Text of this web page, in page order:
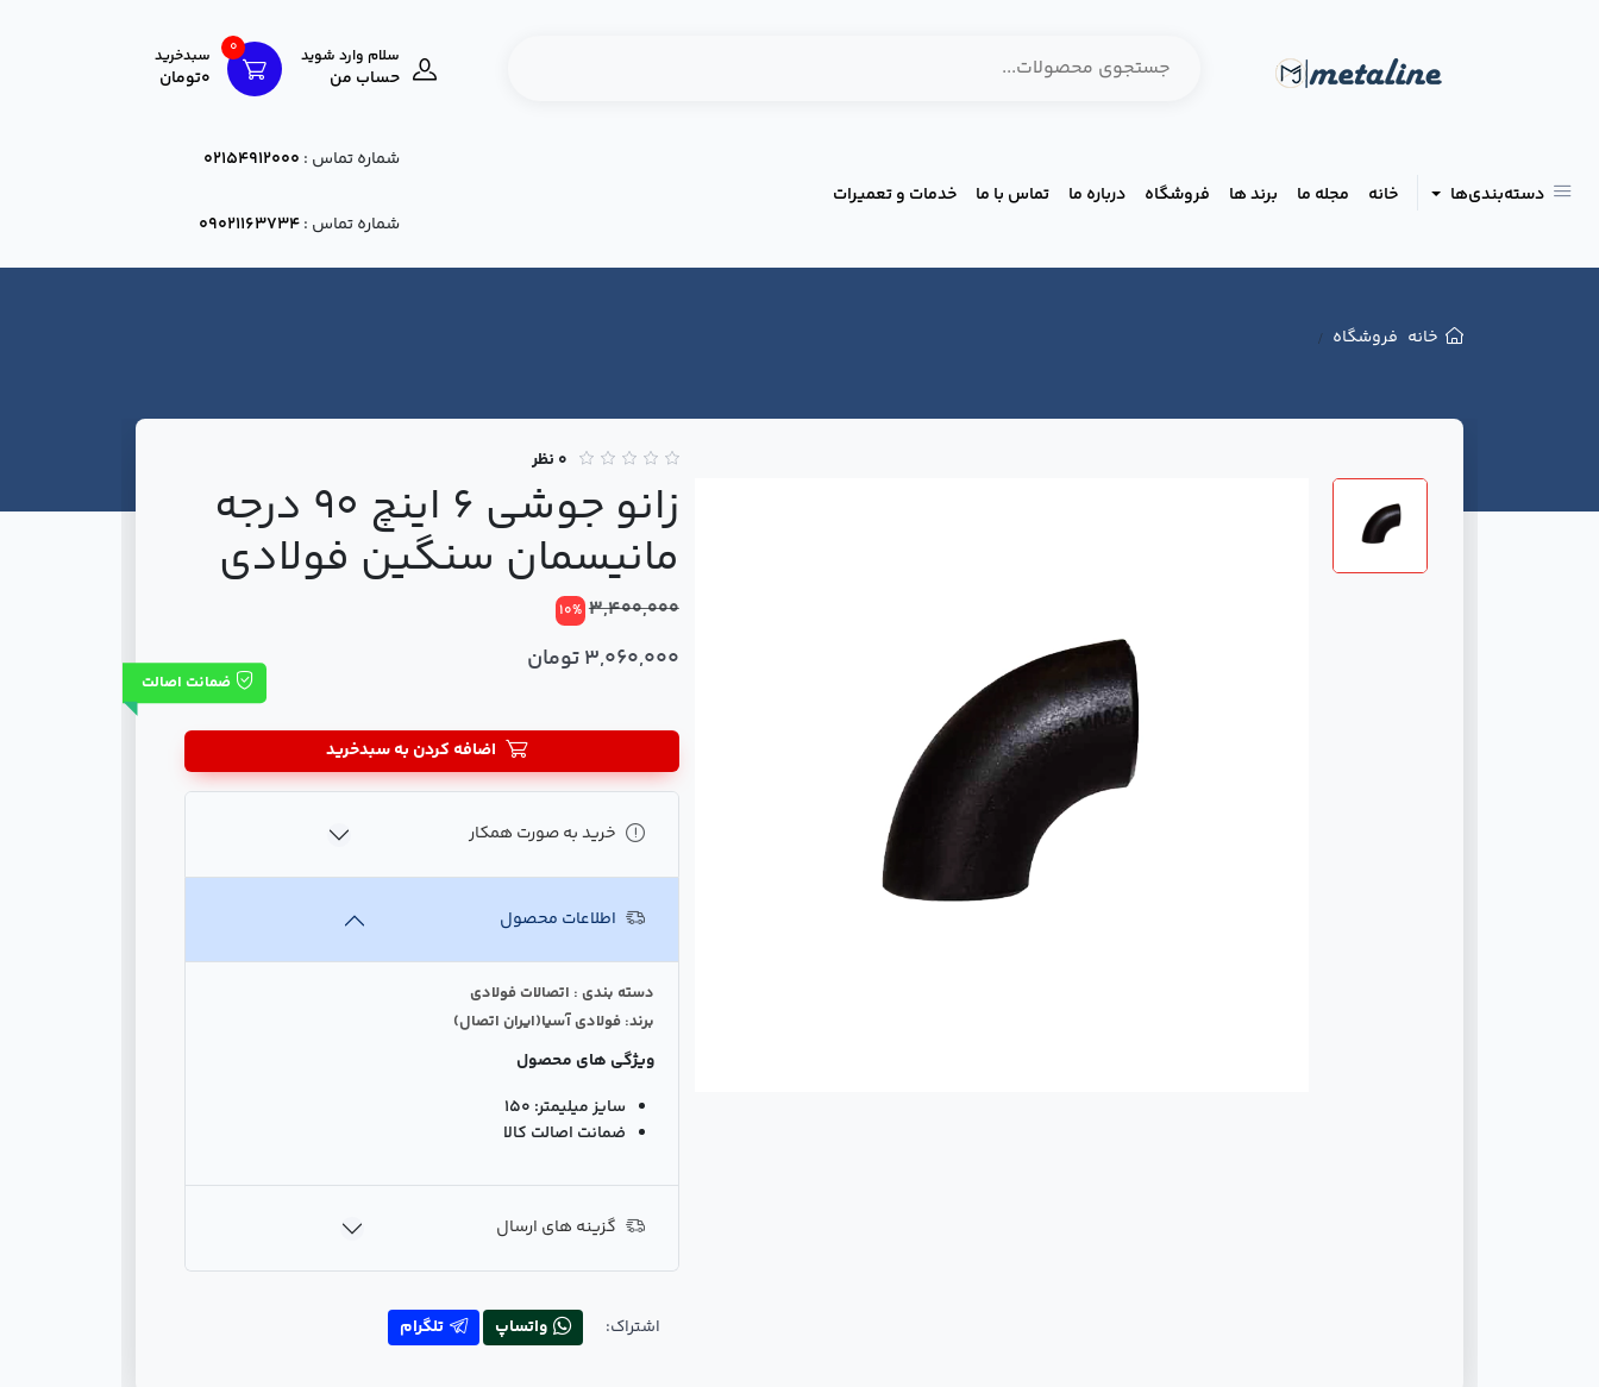
سلام وارد شوید
حساب من
0 سبدخرید
0تومان
دسته‌بندی‌ها خانه مجله ما برند ها فروشگاه درباره ما تماس با ما خدمات و تعمیرات
شماره تماس : 02154912000
شماره تماس :09021163734
خانه فروشگاه
0 نظر
زانو جوشی 6 اینچ 90 درجه
مانیسمان سنگین فولادی
3,400,000
10%
3,060,000 تومان
ضمانت اصالت
اضافه کردن به سبدخرید
خرید به صورت همکار
اطلاعات محصول
دسته بندی : اتصالات فولادی
برند: فولادی آسیا(ایران اتصال)
ویژگی های محصول
سایز میلیمتر: 150
ضمانت اصالت کالا
گزینه های ارسال
اشتراک: واتساپ تلگرام